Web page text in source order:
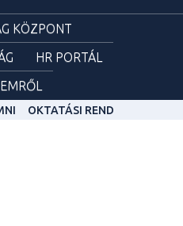
KÖZPONT
HR PORTÁL
OKTATÁSI REND